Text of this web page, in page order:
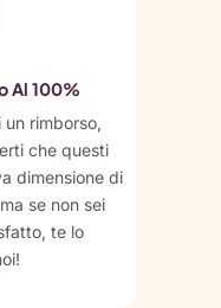
Al 100%
rimborso,
che questi
dimensione di
se non sei
te lo